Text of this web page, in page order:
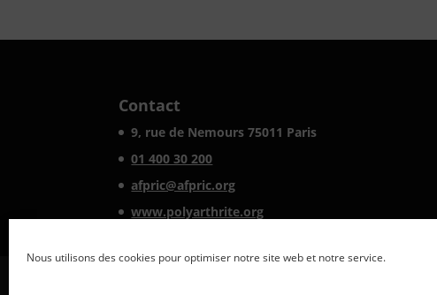
Nous utilisons des cookies pour optimiser notre site web et notre service.
Contact
9, rue de Nemours 75011 Paris
01 400 30 200
afpric@afpric.org
www.polyarthrite.org